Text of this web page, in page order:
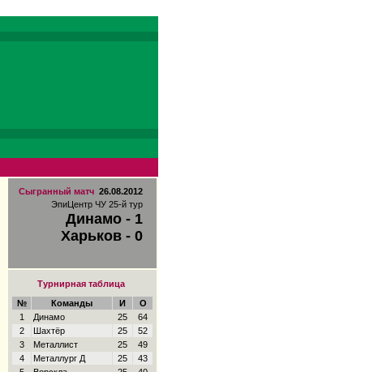
Сыгранный матч 26.08.2012
ЭпиЦентр ЧУ 25-й тур
Динамо - 1
Харьков - 0
Турнирная таблица
№ Команды И
О
1
Динамо 25
64
2
Шахтёр 25
52
3
Металлист 25
49
4
Металлург Д 25
43